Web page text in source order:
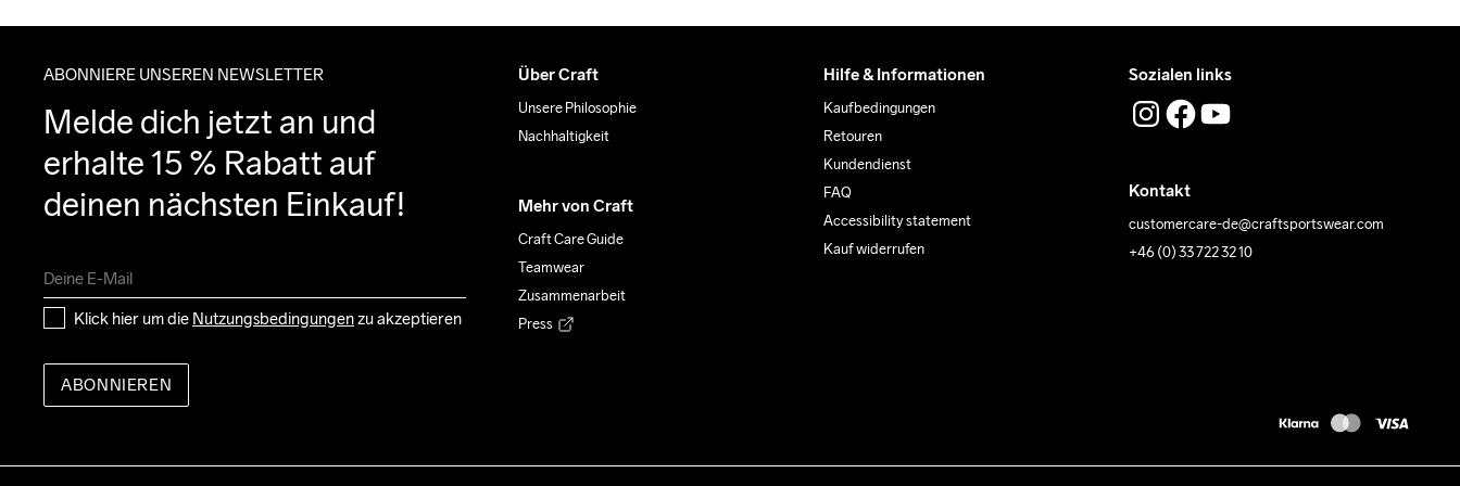
ABONNIERE UNSEREN NEWSLETTER
Melde dich jetzt an und
erhalte 15 % Rabatt auf
deinen nächsten Einkauf!
Klick hier um die Nutzungsbedingungen zu akzeptieren
ABONNIEREN
Über Craft
Unsere Philosophie
Nachhaltigkeit
Mehr von Craft
Craft Care Guide
Teamwear
Zusammenarbeit
Press
Hilfe & Informationen
Kaufbedingungen
Retouren
Kundendienst
FAQ
Accessibility statement
Kauf widerrufen
Sozialen links
Kontakt
customercare-de@craftsportswear.com
+46 (0) 33 722 32 10